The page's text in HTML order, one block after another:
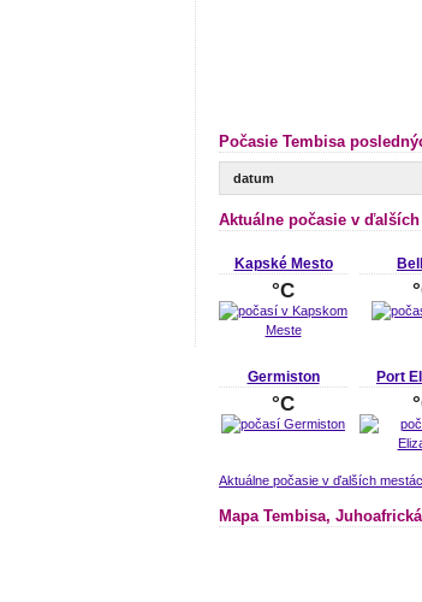
Počasie Tembisa
datum
Aktuálne počasie v
Kapské Mesto
°C
Germiston
°C
Port
Aktuálne počasie v ďalších
Mapa Tembisa,